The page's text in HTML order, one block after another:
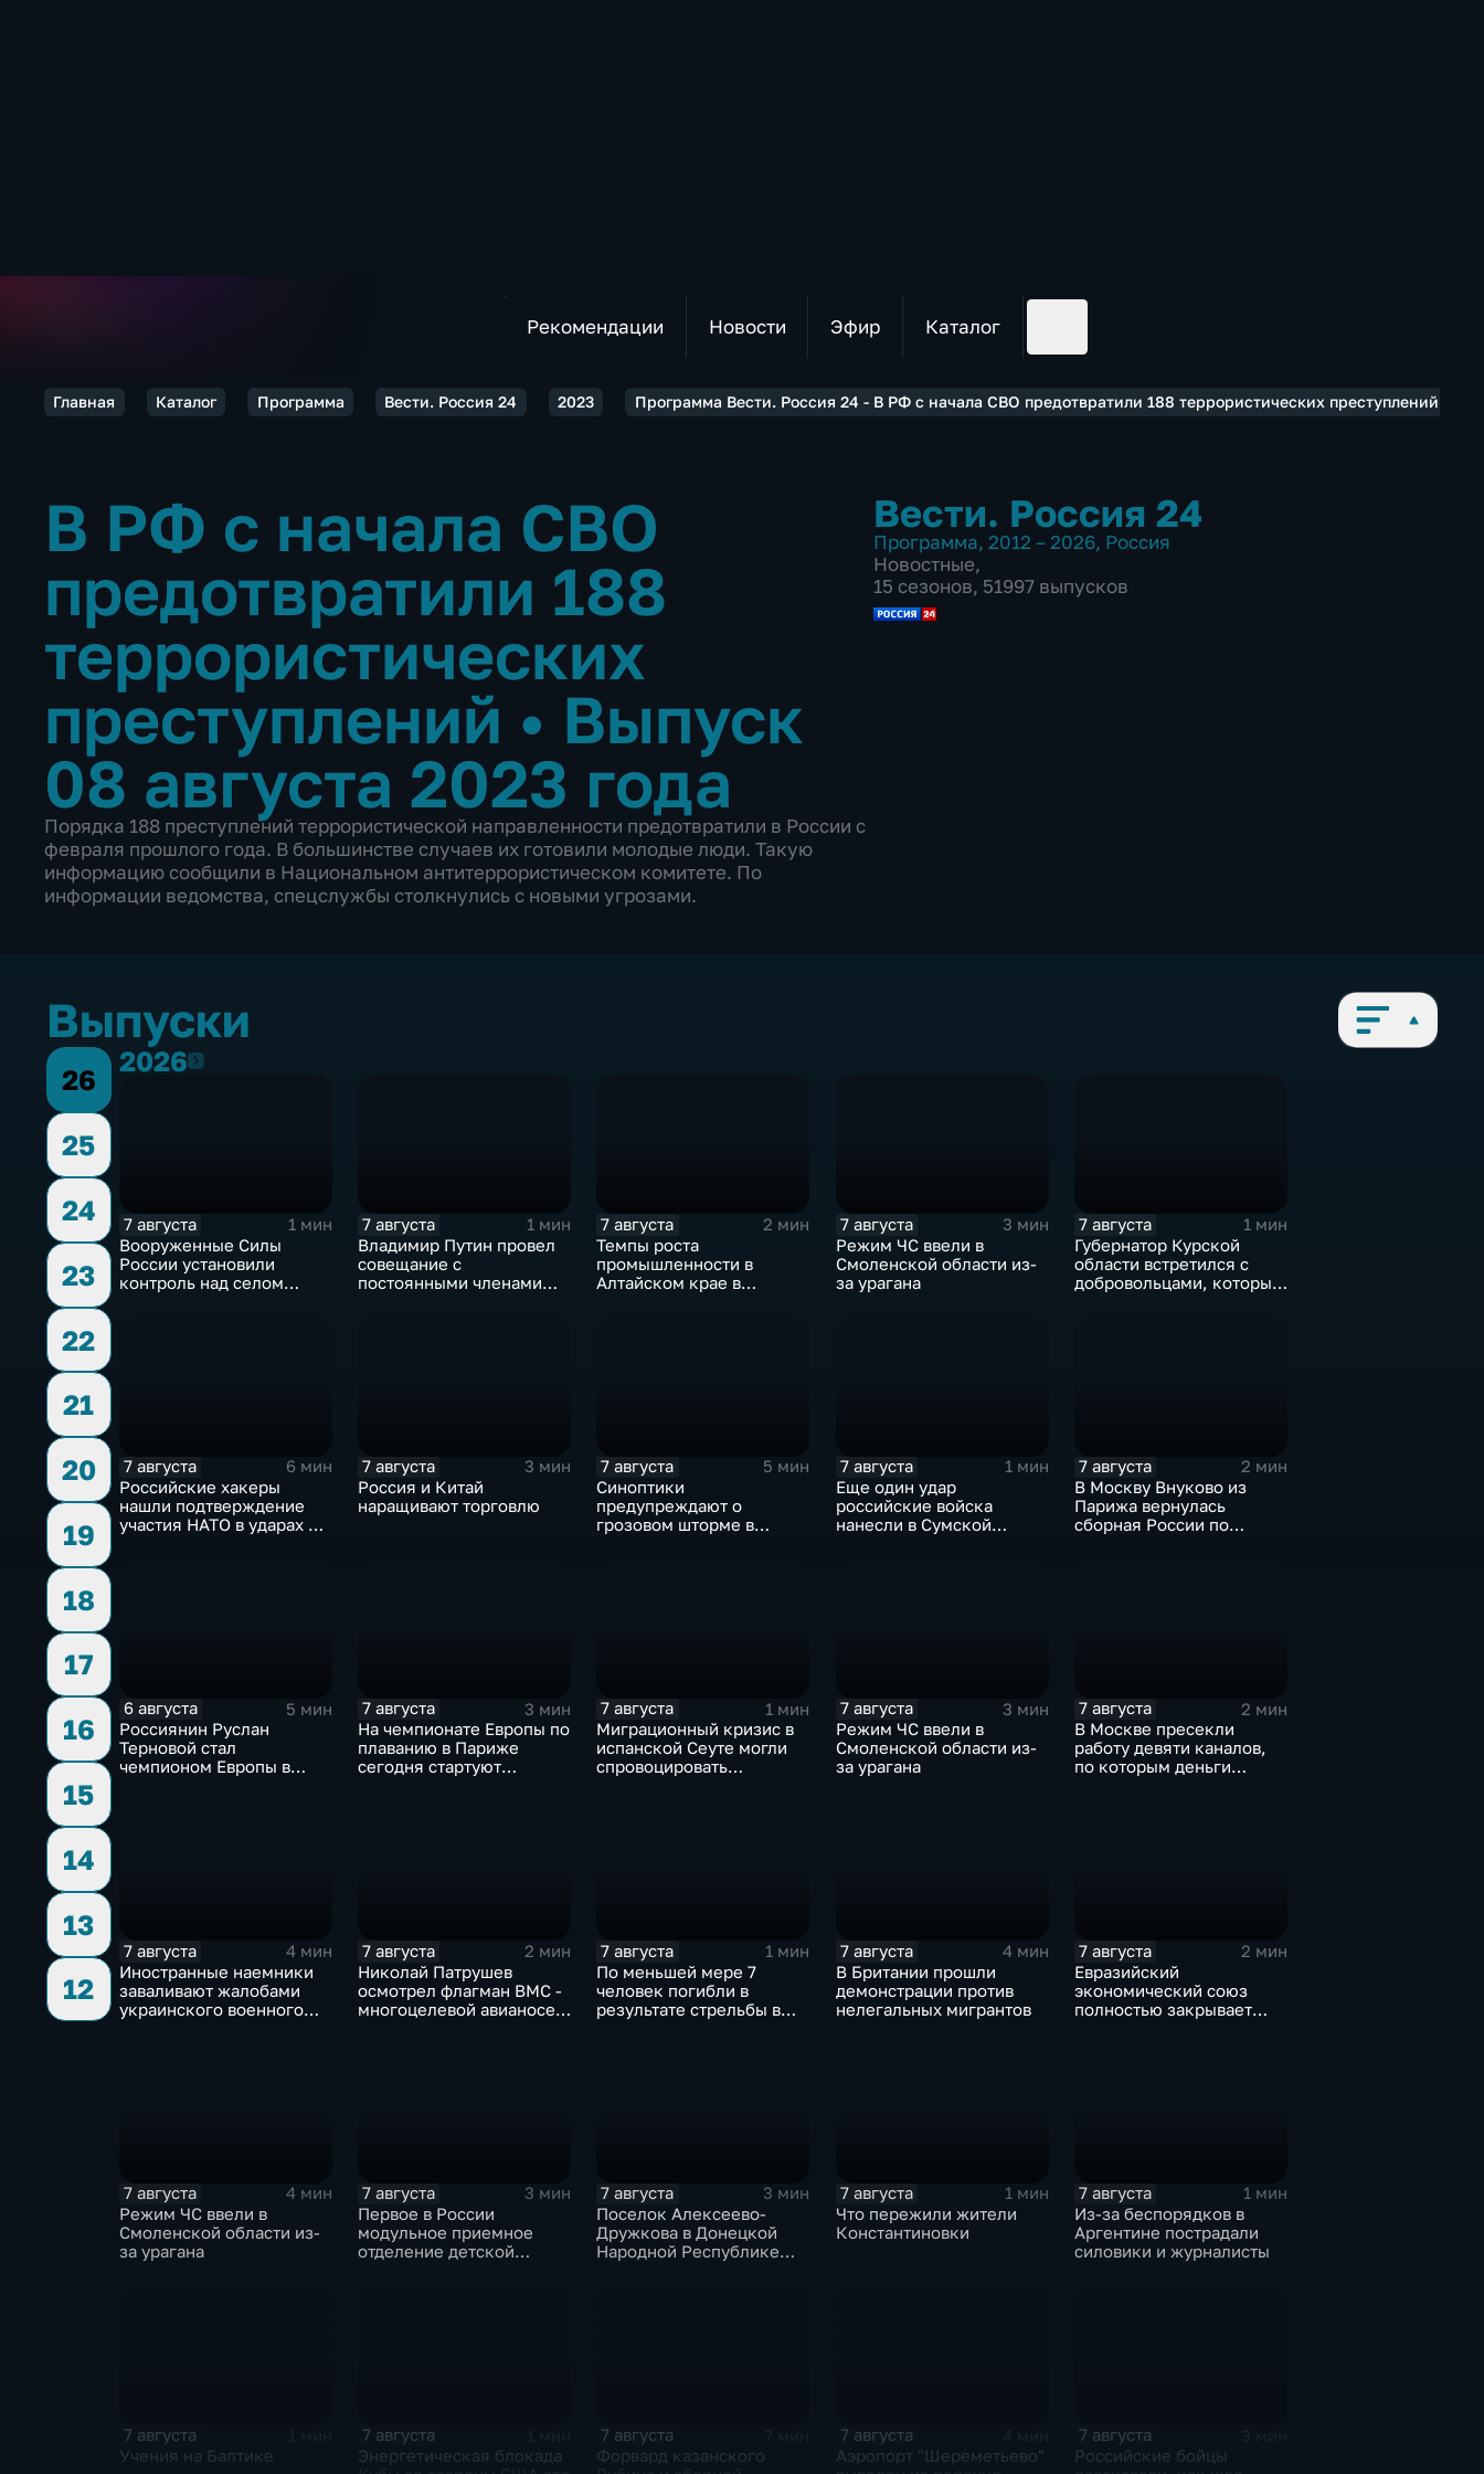
Рекомендации Новости Эфир Каталог
Главная Каталог Программа Вести. Россия 24 2023 Программа Вести. Россия 24 - В РФ с начала СВО предотвратили 188 террористических преступлений
В РФ с начала СВО
предотвратили 188
террористических
преступлений • Выпуск
08 августа 2023 года
Порядка 188 преступлений террористической направленности предотвратили в России с
февраля прошлого года. В большинстве случаев их готовили молодые люди. Такую
информацию сообщили в Национальном антитеррористическом комитете. По
информации ведомства, спецслужбы столкнулись с новыми угрозами.
Вести. Россия 24
Программа, 2012 – 2026, Россия
Новостные,
15 сезонов, 51997 выпусков
Выпуски
26
25
24
23
22
21
20
19
18
17
16
15
14
13
12
20262026
7 августа
1 мин
Вооруженные Силы
России установили
контроль над селом
7 августа
1 мин
Владимир Путин провел
совещание с
постоянными членами
7 августа
2 мин
Темпы роста
промышленности в
Алтайском крае в
7 августа
3 мин
Режим ЧС ввели в
Смоленской области из-
за урагана
7 августа
1 мин
Губернатор Курской
области встретился с
добровольцами, которые
7 августа
6 мин
Российские хакеры
нашли подтверждение
участия НАТО в ударах по
7 августа
3 мин
Россия и Китай
наращивают торговлю
7 августа
5 мин
Синоптики
предупреждают о
грозовом шторме в
7 августа
1 мин
Еще один удар
российские войска
нанесли в Сумской
7 августа
2 мин
В Москву Внуково из
Парижа вернулась
сборная России по
6 августа
5 мин
Россиянин Руслан
Терновой стал
чемпионом Европы в
7 августа
3 мин
На чемпионате Европы по
плаванию в Париже
сегодня стартуют
7 августа
1 мин
Миграционный кризис в
испанской Сеуте могли
спровоцировать
7 августа
3 мин
Режим ЧС ввели в
Смоленской области из-
за урагана
7 августа
2 мин
В Москве пресекли
работу девяти каналов,
по которым деньги
7 августа
4 мин
Иностранные наемники
заваливают жалобами
украинского военного
7 августа
2 мин
Николай Патрушев
осмотрел флагман ВМС -
многоцелевой авианосец
7 августа
1 мин
По меньшей мере 7
человек погибли в
результате стрельбы в
7 августа
4 мин
В Британии прошли
демонстрации против
нелегальных мигрантов
7 августа
2 мин
Евразийский
экономический союз
полностью закрывает
7 августа
4 мин
Режим ЧС ввели в
Смоленской области из-
за урагана
7 августа
3 мин
Первое в России
модульное приемное
отделение детской
7 августа
3 мин
Поселок Алексеево-
Дружкова в Донецкой
Народной Республике
7 августа
1 мин
Что пережили жители
Константиновки
7 августа
1 мин
Из-за беспорядков в
Аргентине пострадали
силовики и журналисты
7 августа
Учения на Балтике
7 августа
Энергетическая блокада
7 августа
Форвард казанского
7 августа
Аэропорт "Шереметьево"
7 августа
Российские бойцы